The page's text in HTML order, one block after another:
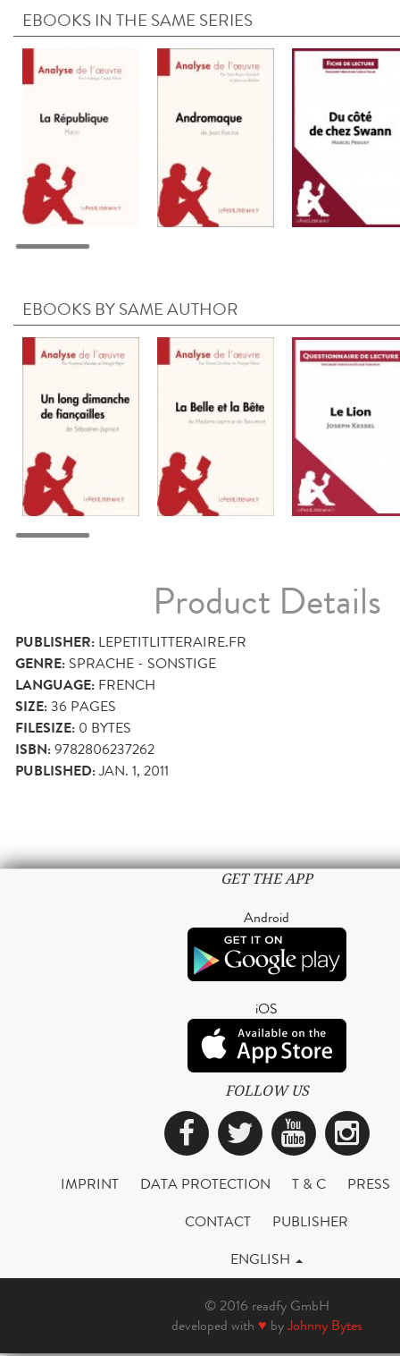
EBOOKS IN THE SAME SERIES
EBOOKS BY SAME AUTHOR
Product Details
PUBLISHER: LEPETITLITTERAIRE.FR
GENRE: SPRACHE - SONSTIGE
LANGUAGE: FRENCH
SIZE:36 PAGES
FILESIZE: 0 BYTES
ISBN:9782806237262
PUBLISHED:JAN. 1, 2011
GET THE APP
Android
iOS
FOLLOW US
Facebook
Twitter
IMPRINT DATA PROTECTION T & C
PRESS
CONTACT
PUBLISHER
ENGLISH
© 2016 readfy GmbH
developed with ♥ byJohnny Bytes